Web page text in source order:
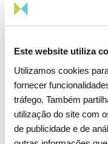
Este website utiliza
Utilizamos cookies
fornecer
tráfego. Também
utilização do site com
de publicidade e de
de perturbações nas
Com esta motivação
dissuasão de
muito alta tensão,
Numa 2ªfase foi
no Terminal de Gás